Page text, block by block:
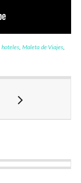
,hoteles Maleta de Viajes